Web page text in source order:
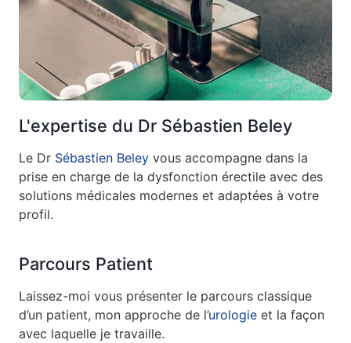
L'expertise du Dr Sébastien Beley
Le Dr Sébastien Beley vous accompagne dans la
prise en charge de la dysfonction érectile avec des
solutions médicales modernes et adaptées à votre
profil.
Parcours Patient
Laissez-moi vous présenter le parcours classique
d’un patient, mon approche de l’urologie et la façon
avec laquelle je travaille.